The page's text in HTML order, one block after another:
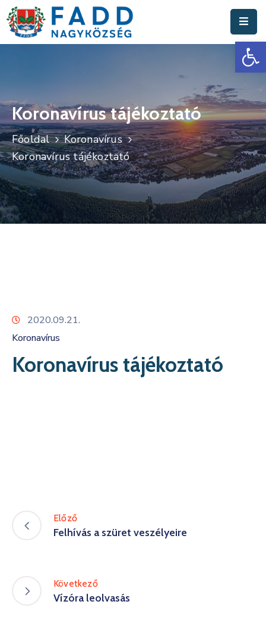
Hivatal
Fadd
Nagyközség
Turisztika
Választási
Információk
Koronavírus tájékoztató
Főoldal
Koronavírus
Koronavírus tájékoztató
2020.09.21.
Koronavírus
Koronavírus tájékoztató
Előző
Felhívás a szüret veszélyeire
Következő
Vízóra leolvasás